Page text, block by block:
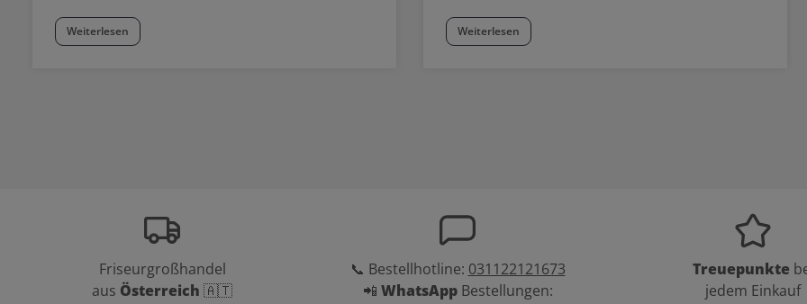
Weiterlesen Weiterlesen
Friseurgroßhandel
aus Österreich 🇦🇹
📞 Bestellhotline: 031122121673
📲 WhatsAppBestellungen:
Treuepunkte
jedem Einkauf